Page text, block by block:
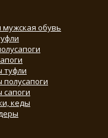
обувь
туфли
кеды